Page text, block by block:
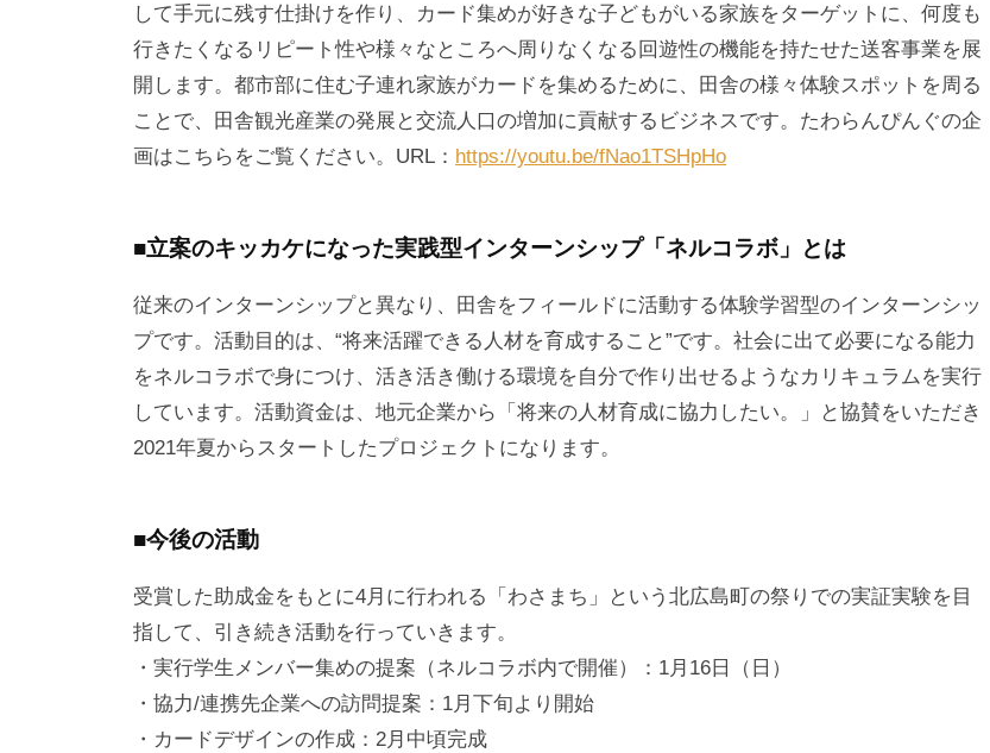
して手元に残す仕掛けを作り、カード集めが好きな子どもがいる家族をターゲットに、何度も
行きたくなるリピート性や様々なところへ周りなくなる回遊性の機能を持たせた送客事業を展
開します。都市部に住む子連れ家族がカードを集めるために、田舎の様々体験スポットを周る
ことで、田舎観光産業の発展と交流人口の増加に貢献するビジネスです。たわらんぴんぐの企
画はこちらをご覧ください。URL： https://youtu.be/fNao1TSHpHo
■立案のキッカケになった実践型インターンシップ「ネルコラボ」とは
従来のインターンシップと異なり、田舎をフィールドに活動する体験学習型のインターンシッ
プです。活動目的は、“将来活躍できる人材を育成すること”です。社会に出て必要になる能力
をネルコラボで身につけ、活き活き働ける環境を自分で作り出せるようなカリキュラムを実行
しています。活動資金は、地元企業から「将来の人材育成に協力したい。」と協賛をいただき
2021年夏からスタートしたプロジェクトになります。
■今後の活動
受賞した助成金をもとに4月に行われる「わさまち」という北広島町の祭りでの実証実験を目
指して、引き続き活動を行っていきます。
・実行学生メンバー集めの提案（ネルコラボ内で開催）：1月16日（日）
・協力/連携先企業への訪問提案：1月下旬より開始
・カードデザインの作成：2月中頃完成